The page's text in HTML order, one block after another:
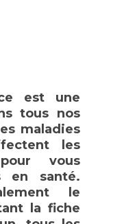
est une
tous nos
maladies
les
vous
en santé.
le
la fiche